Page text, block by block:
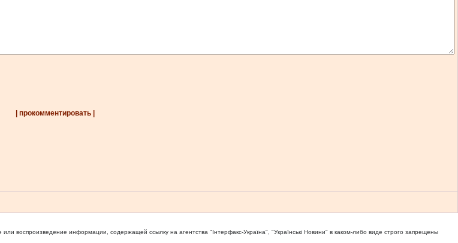
| прокомментировать |
или воспроизведение информации, содержащей ссылку на агентства "Iнтерфакс-Україна", "Українськi Новини" в каком-либо виде строго запрещены